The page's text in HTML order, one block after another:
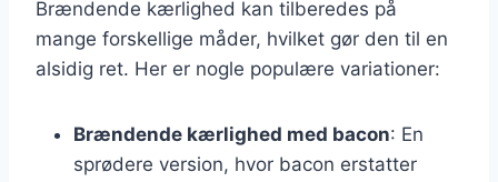
Brændende kærlighed kan tilberedes på
mange forskellige måder, hvilket gør den til en
alsidig ret. Her er nogle populære variationer:
Brændende kærlighed med bacon: En
sprødere version, hvor bacon erstatter